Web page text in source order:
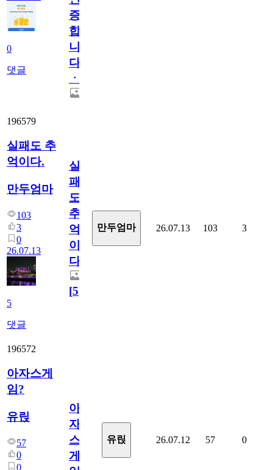
0
댓글
증
합
니
다
ㆍ
196579
실패도 추
억이다.
만두엄마
103
3
0
26.07.13
5
댓글
실
패
도
추
억
이
다.
[5]
만두엄마 26.07.13 103 3
196572
아자스게
임?
유릱
57
0
0
아
자
스
게
유릱 26.07.12 57 0